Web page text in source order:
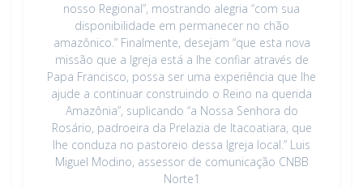
nosso Regional”, mostrando alegria “com sua
disponibilidade em permanecer no chão
amazônico.” Finalmente, desejam “que esta nova
missão que a Igreja está a lhe confiar através de
Papa Francisco, possa ser uma experiência que lhe
ajude a continuar construindo o Reino na querida
Amazônia”, suplicando “a Nossa Senhora do
Rosário, padroeira da Prelazia de Itacoatiara, que
lhe conduza no pastoreio dessa Igreja local.” Luis
Miguel Modino, assessor de comunicação CNBB
Norte1